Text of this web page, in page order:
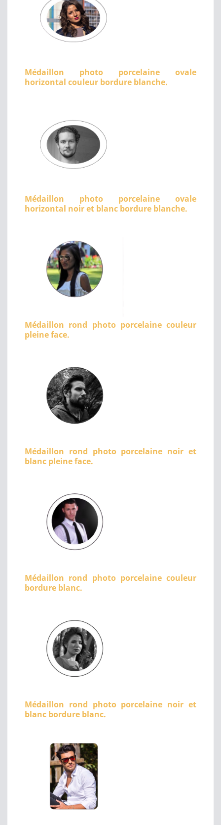
Médaillon photo porcelaine ovale
horizontal couleur bordure blanche.
Médaillon photo porcelaine ovale
horizontal noir et blanc bordure blanche.
Médaillon rond photo porcelaine couleur
pleine face.
Médaillon rond photo porcelaine noir et
blanc pleine face.
Médaillon rond photo porcelaine couleur
bordure blanc.
Médaillon rond photo porcelaine noir et
blanc bordure blanc.